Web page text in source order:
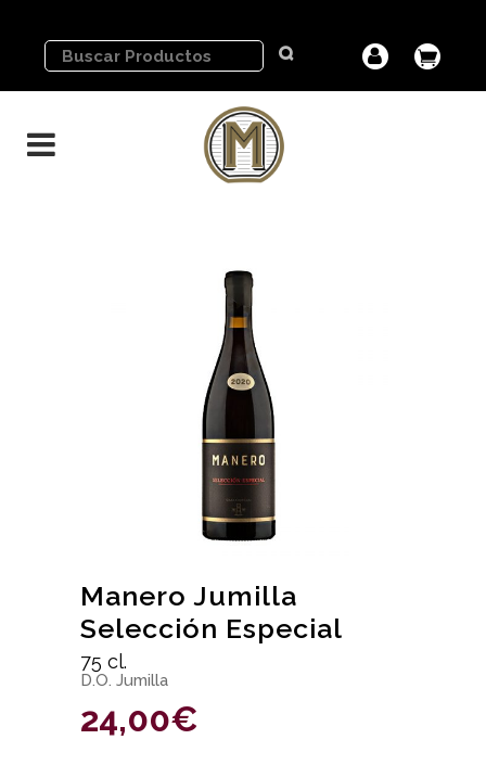
Manero Jumilla
Selección Especial
75 cl.
D.O. Jumilla
24,00€